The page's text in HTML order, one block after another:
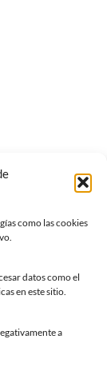
como las cookies
datos como el
en este sitio.
a